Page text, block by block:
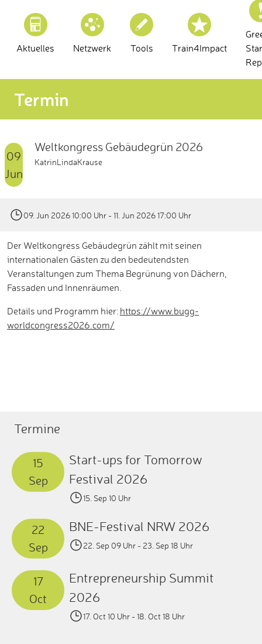
Aktuelles Netzwerk Tools Train4Impact
Termin
09
Jun
Weltkongress Gebäudegrün 2026
KatrinLindaKrause
09. Jun 2026 10:00 Uhr - 11. Jun 2026 17:00 Uhr
Der Weltkongress Gebäudegrün zählt mit seinen
internationalen Gästen zu den bedeutendsten
Veranstaltungen zum Thema Begrünung von Dächern,
Fassaden und Innenräumen.
Details und Programm hier: https://www.bugg-
worldcongress2026.com/
Termine
15
Sep
Start-ups for Tomorrow
Festival 2026
15. Sep 10 Uhr
22
Sep
BNE-Festival NRW 2026
22. Sep 09 Uhr - 23. Sep 18 Uhr
17
Oct
Entrepreneurship Summit
2026
17. Oct 10 Uhr - 18. Oct 18 Uhr